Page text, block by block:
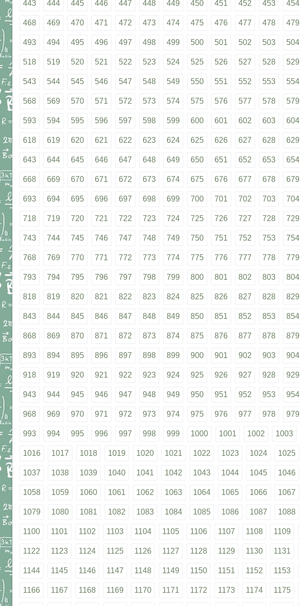
443 444 445 446 447 448 449 450 451 452 453 454
468 469 470 471 472 473 474 475 476 477 478 479
493 494 495 496 497 498 499 500 501 502 503 504
518 519 520 521 522 523 524 525 526 527 528 529
543 544 545 546 547 548 549 550 551 552 553 554
568 569 570 571 572 573 574 575 576 577 578 579
593 594 595 596 597 598 599 600 601 602 603 604
618 619 620 621 622 623 624 625 626 627 628 629
643 644 645 646 647 648 649 650 651 652 653 654
668 669 670 671 672 673 674 675 676 677 678 679
693 694 695 696 697 698 699 700 701 702 703 704
718 719 720 721 722 723 724 725 726 727 728 729
743 744 745 746 747 748 749 750 751 752 753 754
768 769 770 771 772 773 774 775 776 777 778 779
793 794 795 796 797 798 799 800 801 802 803 804
818 819 820 821 822 823 824 825 826 827 828 829
843 844 845 846 847 848 849 850 851 852 853 854
868 869 870 871 872 873 874 875 876 877 878 879
893 894 895 896 897 898 899 900 901 902 903 904
918 919 920 921 922 923 924 925 926 927 928 929
943 944 945 946 947 948 949 950 951 952 953 954
968 969 970 971 972 973 974 975 976 977 978 979
993 994 995 996 997 998 999 1000 1001 1002 1003
1016 1017 1018 1019 1020 1021 1022 1023 1024 1025
1037 1038 1039 1040 1041 1042 1043 1044 1045 1046
1058 1059 1060 1061 1062 1063 1064 1065 1066 1067
1079 1080 1081 1082 1083 1084 1085 1086 1087 1088
1100 1101 1102 1103 1104 1105 1106 1107 1108 1109
1122 1123 1124 1125 1126 1127 1128 1129 1130 1131
1144 1145 1146 1147 1148 1149 1150 1151 1152 1153
1166 1167 1168 1169 1170 1171 1172 1173 1174 1175